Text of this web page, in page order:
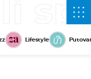
Lifestyle